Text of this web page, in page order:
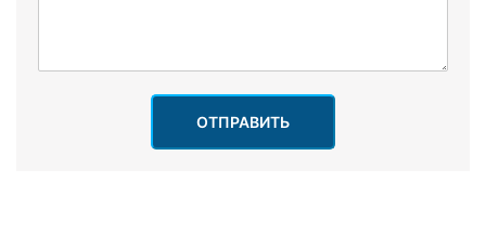
ОТПРАВИТЬ